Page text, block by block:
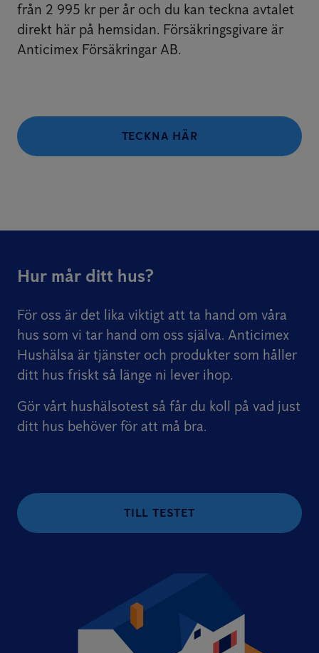
från 2 995 kr per år och du kan teckna avtalet
direkt här på hemsidan. Försäkringsgivare är
Anticimex Försäkringar AB.
TECKNA HÄR
Hur mår ditt hus?
För oss är det lika viktigt att ta hand om våra
hus som vi tar hand om oss själva. Anticimex
Hushälsa är tjänster och produkter som håller
ditt hus friskt så länge ni lever ihop.
Gör vårt hushälsotest så får du koll på vad just
ditt hus behöver för att må bra.
TILL TESTET